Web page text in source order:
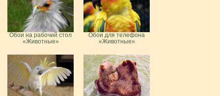
Обои на рабочий стол
«Животные»
Обои для телефона
«Животные»